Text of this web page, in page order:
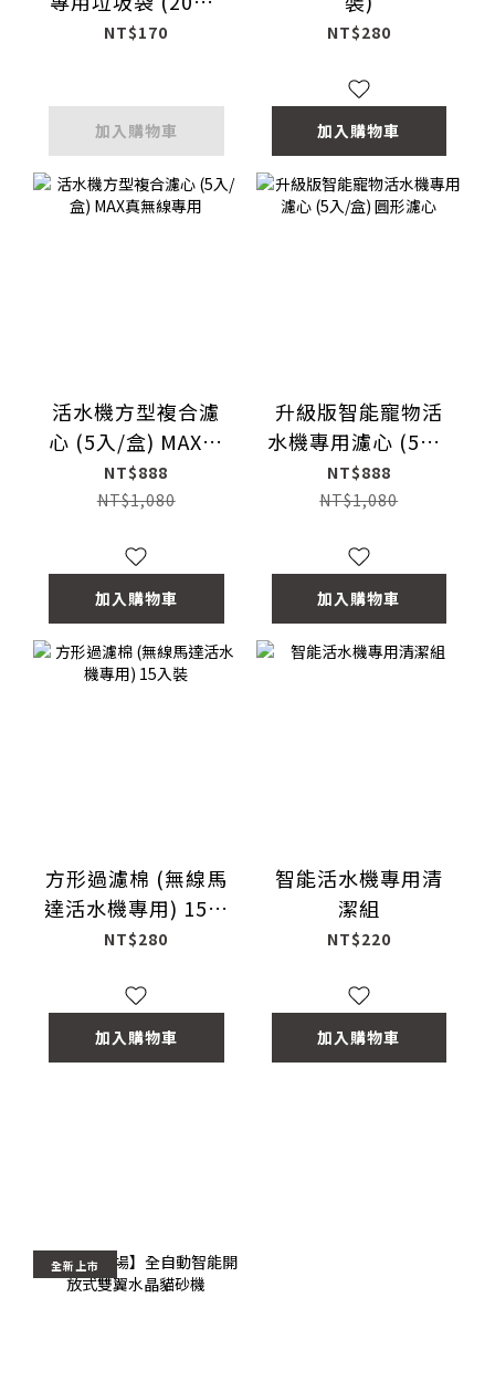
捲)
NT$170
加入購物車
NT$280
加入購物車
活水機方型複合濾
心 (5入/盒) MAX真
無線專用
NT$888
NT$1,080
加入購物車
升級版智能寵物活
水機專用濾心 (5入/
盒) 圓形濾心
NT$888
NT$1,080
加入購物車
方形過濾棉 (無線馬
達活水機專用) 15入
裝
NT$280
加入購物車
智能活水機專用清
潔組
NT$220
加入購物車
全新上市